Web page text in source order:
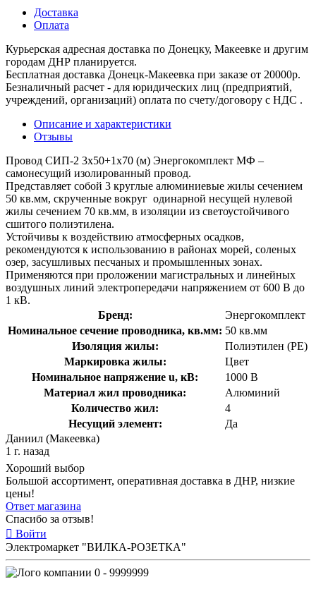
Доставка
Оплата
Курьерская адресная доставка по Донецку, Макеевке и другим
городам ДНР планируется.
Бесплатная доставка Донецк-Макеевка при заказе от 20000р.
Безналичный расчет - для юридических лиц (предприятий,
учреждений, организаций) оплата по счету/договору с НДС .
Описание и характеристики
Отзывы
Провод СИП-2 3х50+1х70 (м) Энергокомплект МФ –
самонесущий изолированный провод.
Представляет собой 3 круглые алюминиевые жилы сечением
50 кв.мм, скрученные вокруг одинарной несущей нулевой
жилы сечением 70 кв.мм, в изоляции из светоустойчивого
сшитого полиэтилена.
Устойчивы к воздействию атмосферных осадков,
рекомендуются к использованию в районах морей, соленых
озер, засушливых песчаных и промышленных зонах.
Применяются при проложении магистральных и линейных
воздушных линий электропередачи напряжением от 600 В до
1 кВ.
Бренд:
Энергокомплект
Номинальное сечение проводника, кв.мм: 50 кв.мм
Изоляция жилы:
Полиэтилен (PE)
Маркировка жилы:
Цвет
Номинальное напряжение u, кВ:
1000 В
Материал жил проводника:
Алюминий
Количество жил:
4
Несущий элемент:
Да
Даниил (Макеевка)
1 г. назад
Хороший выбор
Большой ассортимент, оперативная доставка в ДНР, низкие
цены!
Ответ магазина
Спасибо за отзыв!
Войти
Электромаркет "ВИЛКА-РОЗЕТКА"
0 - 9999999